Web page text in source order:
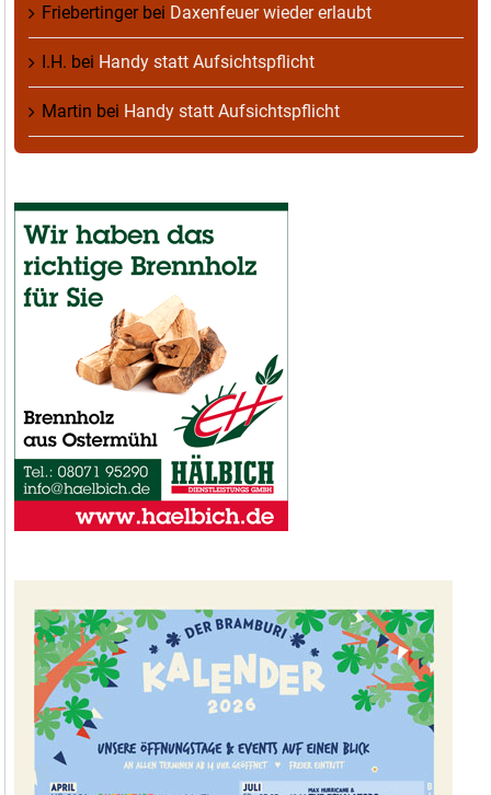
Friebertingerbei Daxenfeuer wieder erlaubt
I.H. bei Handy statt Aufsichtspflicht
Martin bei Handy statt Aufsichtspflicht